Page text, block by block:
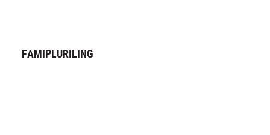
FAMIPLURILING